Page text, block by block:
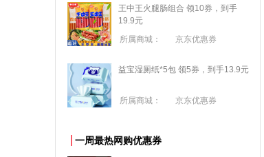
王中王火腿肠组合 领10券，到手
19.9元
所属商城：
京东优惠券
益宝湿厕纸*5包 领5券，到手13.9元
所属商城： 京东优惠券
一周最热网购优惠券